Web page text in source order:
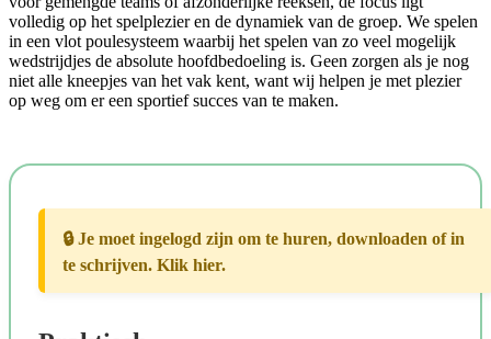
volledig op het spelplezier en de dynamiek van de groep. We spelen
in een vlot poulesysteem waarbij het spelen van zo veel mogelijk
wedstrijdjes de absolute hoofdbedoeling is. Geen zorgen als je nog
niet alle kneepjes van het vak kent, want wij helpen je met plezier
op weg om er een sportief succes van te maken.
🔒 Je moet ingelogd zijn om te huren, downloaden of in
te schrijven. Klik hier.